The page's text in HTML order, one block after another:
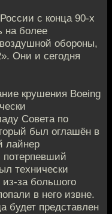
с конца 90-х
на более
обороны,
Они и сегодня
крушения Boeing
Совета по
был оглашён в
лайнер
потерпевший
технически
из-за большого
в него извне.
будет представлен